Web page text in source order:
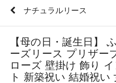
ナチュラルリース
【母の日・誕生日】
ーズリース プリザー
ローズ 壁掛け 飾り
ト 新築祝い 結婚祝